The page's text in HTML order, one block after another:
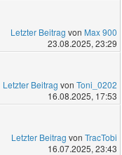
Letzter Beitrag von Max 900
23.08.2025, 23:29
Letzter Beitrag von Toni_0202
16.08.2025, 17:53
Letzter Beitrag von TracTobi
16.07.2025, 23:43